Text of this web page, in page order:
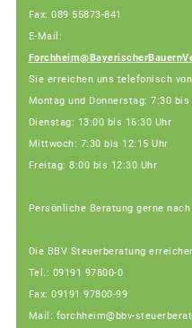
Fax: 089 55873-841
E-Mail:
Sie erreichen uns telefonisch von
Montag und Donnerstag: 7:30
Dienstag: 13:00 bis 16:30 Uhr
Mittwoch: 7:30 bis 12:15 Uhr
Freitag: 8:00 bis 12:30 Uhr
Persönliche Beratung gerne
Die BBV Steuerberatung
Tel.: 09191 97800-0
Fax: 09191 97800-99
Mail: forchheim@bbv-